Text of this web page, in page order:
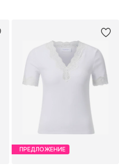
ПРЕДЛОЖЕНИЕ